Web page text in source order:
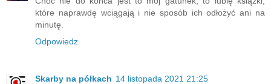
które naprawdę wciągają i nie sposób ich odłożyć ani na
minutę.
Odpowiedz
Skarby na półkach 14 listopada 2021 21:25